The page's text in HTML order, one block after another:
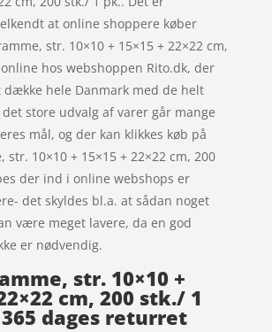
at online shoppere køber
str. 10×10 + 15×15 + 22×22 cm,
hos webshoppen Rito.dk, der
hele Danmark med de helt
store udvalg af varer går mange
mål, og der kan klikkes køb på
str. 10×10 + 15×15 + 22×22 cm, 200
der ind i online webshops er
det skyldes bl.a. at sådan noget
være meget lavere, da en god
er nødvendig.
str. 10×10 +
cm, 200 stk./ 1
dages returret